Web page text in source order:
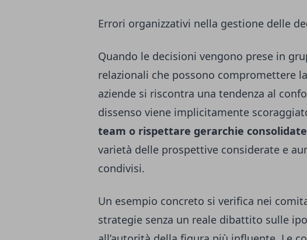
Errori organizzativi nella gestione delle
Quando le decisioni vengono prese in
relazionali che possono compromettere
aziende si riscontra una tendenza al
dissenso viene implicitamente
team o rispettare gerarchie
varietà delle prospettive considerate e
condivisi.
Un esempio concreto si verifica nei
strategie senza un reale dibattito sulle